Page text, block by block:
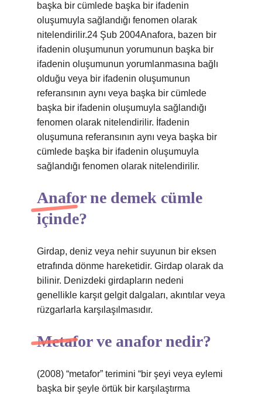
başka bir cümlede başka bir ifadenin
oluşumuyla sağlandığı fenomen olarak
nitelendirilir.24 Şub 2004Anafora, bazen bir
ifadenin oluşumunun yorumunun başka bir
ifadenin oluşumunun yorumlanmasına bağlı
olduğu veya bir ifadenin oluşumunun
referansının aynı veya başka bir cümlede
başka bir ifadenin oluşumuyla sağlandığı
fenomen olarak nitelendirilir. İfadenin
oluşumuna referansının aynı veya başka bir
cümlede başka bir ifadenin oluşumuyla
sağlandığı fenomen olarak nitelendirilir.
Anafor ne demek cümle
içinde?
Girdap, deniz veya nehir suyunun bir eksen
etrafında dönme hareketidir. Girdap olarak da
bilinir. Denizdeki girdapların nedeni
genellikle karşıt gelgit dalgaları, akıntılar veya
rüzgarlarla karşılaşılmasıdır.
Metafor ve anafor nedir?
(2008) “metafor” terimini “bir şeyi veya eylemi
başka bir şeyle örtük bir karşılaştırma